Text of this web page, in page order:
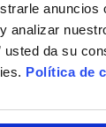
anuncios
analizar
usted da su
Política de